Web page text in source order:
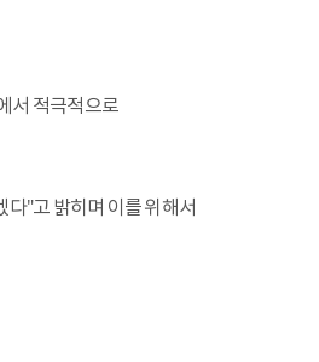
서 적극적으로
"고 밝히며 이를 위해서